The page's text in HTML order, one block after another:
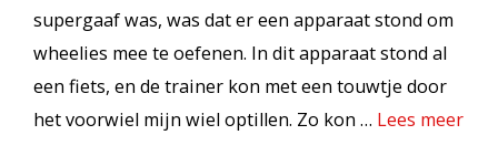
supergaaf was, was dat er een apparaat stond om
wheelies mee te oefenen. In dit apparaat stond al
een fiets, en de trainer kon met een touwtje door
het voorwiel mijn wiel optillen. Zo kon … Lees meer